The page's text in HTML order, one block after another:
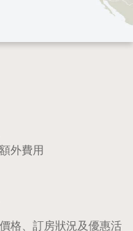
外費用
格、訂房狀況及優惠活